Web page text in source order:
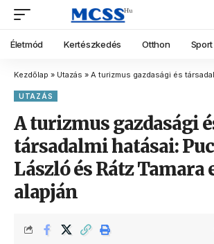
Életmód Kertészkedés Otthon Sport
Kezdőlap » Utazás » A turizmus gazdasági és társadalmi hatásai: Puczkó
UTAZÁS
A turizmus gazdasági
társadalmi hatásai:
László és Rátz Tamara
alapján